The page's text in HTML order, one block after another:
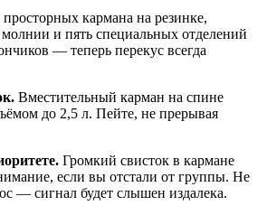
кармана на резинке,
и пять специальных отделений
— теперь перекус всегда
Вместительный карман на спине
до 2,5 л. Пейте, не прерывая
Громкий свисток в кармане
если вы отстали от группы. Не
— сигнал будет слышен издалека.